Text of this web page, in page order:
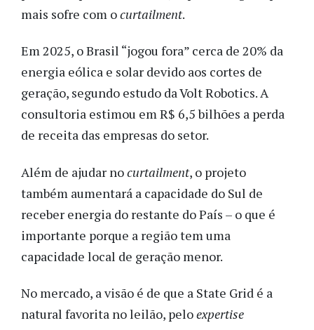
mais sofre com ocurtailment.
Em 2025, o Brasil “jogou fora” cerca de 20% da
energia eólica e solar devido aos cortes de
geração, segundo estudo da Volt Robotics. A
consultoria estimou em R$ 6,5 bilhões a perda
de receita das empresas do setor.
Além de ajudar nocurtailment, o projeto
também aumentará a capacidade do Sul de
receber energia do restante do País – o que é
importante porque a região tem uma
capacidade local de geração menor.
No mercado, a visão é de que a State Grid é a
natural favorita no leilão, peloexpertise